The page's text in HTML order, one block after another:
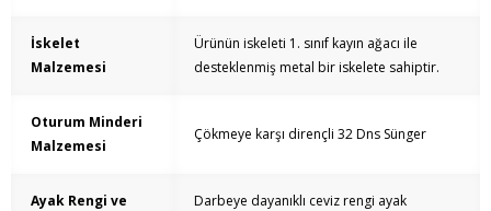
İskelet
Malzemesi
Ürünün iskeleti 1. sınıf kayın ağacı ile
desteklenmiş metal bir iskelete sahiptir.
Oturum Minderi
Malzemesi
Çökmeye karşı dirençli 32 Dns Sünger
Ayak Rengi ve
Darbeye dayanıklı ceviz rengi ayak